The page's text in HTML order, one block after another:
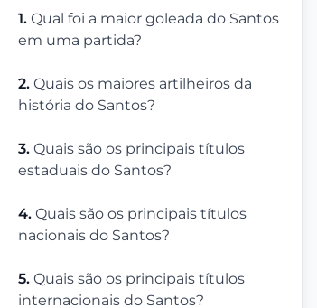
1. Qual foi a maior goleada do Santos
em uma partida?
2. Quais os maiores artilheiros da
história do Santos?
3. Quais são os principais títulos
estaduais do Santos?
4. Quais são os principais títulos
nacionais do Santos?
5. Quais são os principais títulos
internacionais do Santos?